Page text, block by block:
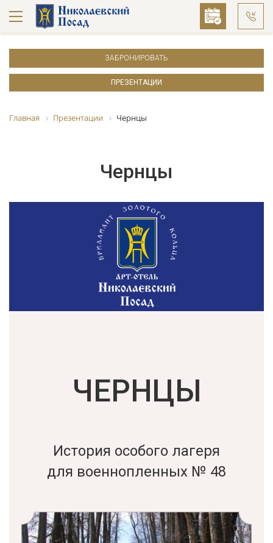
ЗАБРОНИРОВАТЬ
ПРЕЗЕНТАЦИИ
Главная Презентации Чернцы
Чернцы
ЧЕРНЦЫ
История особого лагеря
для военнопленных № 48